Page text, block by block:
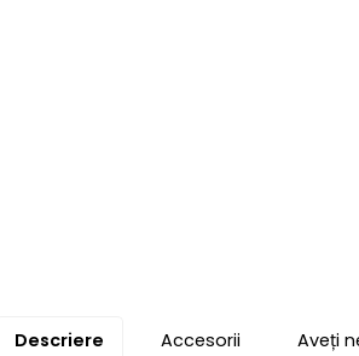
Descriere Accesorii Aveți